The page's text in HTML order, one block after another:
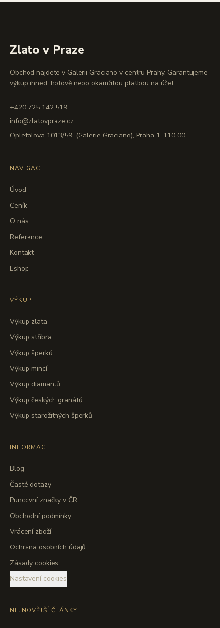
Zlato v Praze
Obchod najdete v Galerii Graciano v centru Prahy. Garantujeme
výkup ihned, hotově nebo okamžitou platbou na účet.
+420 725 142 519
info@zlatovpraze.cz
Opletalova 1013/59, (Galerie Graciano), Praha 1, 110 00
NAVIGACE
Úvod
Ceník
O nás
Reference
Kontakt
Eshop
VÝKUP
Výkup zlata
Výkup stříbra
Výkup šperků
Výkup mincí
Výkup diamantů
Výkup českých granátů
Výkup starožitných šperků
INFORMACE
Blog
Časté dotazy
Puncovní značky v ČR
Obchodní podmínky
Vrácení zboží
Ochrana osobních údajů
Zásady cookies
Nastavení cookies
NEJNOVĚJŠÍ ČLÁNKY